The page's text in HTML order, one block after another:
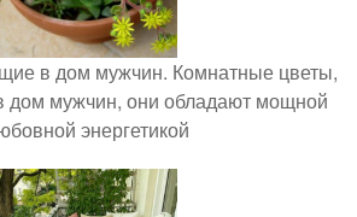
в дом мужчин. Комнатные цветы,
дом мужчин, они обладают мощной
энергетикой